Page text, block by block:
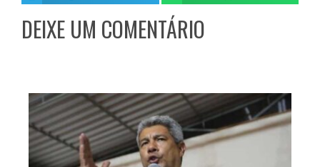
DEIXE UM COMENTÁRIO